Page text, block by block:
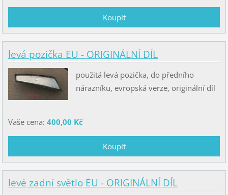
levá pozička EU - ORIGINÁLNÍ DÍL
použitá levá pozička, do předního
nárazníku, evropská verze, originální díl
Vaše cena: 400,00 Kč
levé zadní světlo EU - ORIGINÁLNÍ DÍL